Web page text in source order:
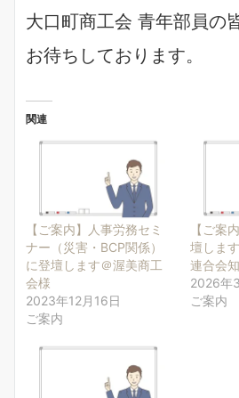
大口町商工会 青年部員の
お待ちしております。
関連
【ご案内】人事労務セミ
ナー（災害・BCP関係）
に登壇します＠渥美商工
会様
2023年12月16日
ご案内
【ご案
壇しま
連合会
2026年
ご案内